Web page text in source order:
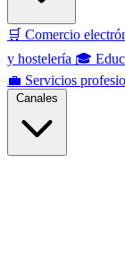
🛒 Comercio
y hostelería 🎓
💼 Servicios